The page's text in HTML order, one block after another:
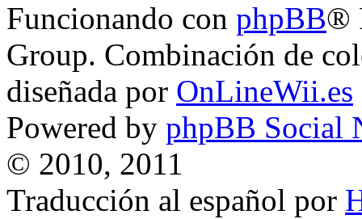
Funcionando con phpBB®
Group. Combinación de
diseñada por OnLineWii.es
Powered by phpBB Social
© 2010, 2011
Traducción al español por